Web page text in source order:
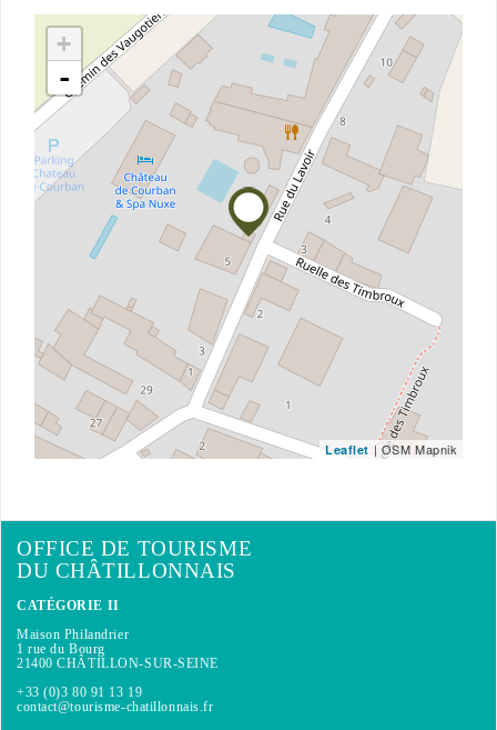
+
-
Leaflet | OSM Mapnik
OFFICE DE TOURISME
DU CHÂTILLONNAIS
CATÉGORIE II
Maison Philandrier
1 rue du Bourg
21400 CHÂTILLON-SUR-SEINE
+33 (0)3 80 91 13 19
contact@tourisme-chatillonnais.fr